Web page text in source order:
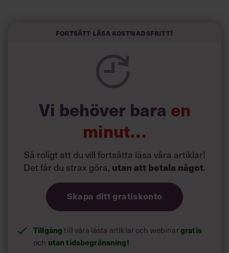
Forskarna tror sig dessutom kunna uttyda att en längre
försök att förändra livsstilsvanor.
Fortsätt läsa kostnadsfritt!
Vi behöver bara en
minut…
Så roligt att du vill fortsätta läsa våra artiklar!
Det får du strax göra, utan att betala något.
Skapa ditt gratiskonto
Tillgång till våra låsta artiklar och webinargratis
och utan tidsbegränsning!